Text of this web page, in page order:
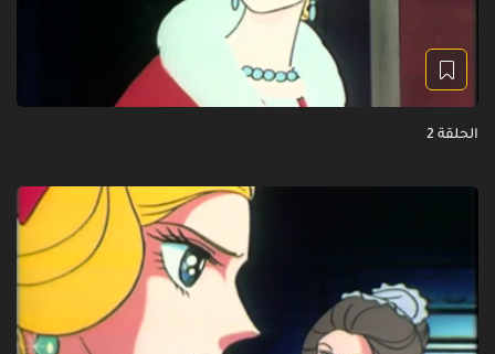
الحلقة 2